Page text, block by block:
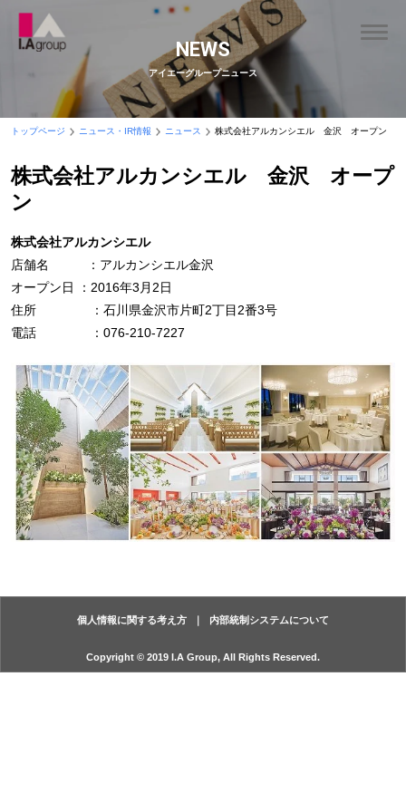
NEWS
アイエーグループニュース
トップページ ニュース・IR情報 ニュース 株式会社アルカンシエル 金沢 オープン
株式会社アルカンシエル 金沢 オープ
ン
株式会社アルカンシエル
店舗名 ：アルカンシエル金沢
オープン日 ：2016年3月2日
住所 ：石川県金沢市片町2丁目2番3号
電話 ：076-210-7227
個人情報に関する考え方 内部統制システムについて
Copyright © 2019 I.A Group, All Rights Reserved.